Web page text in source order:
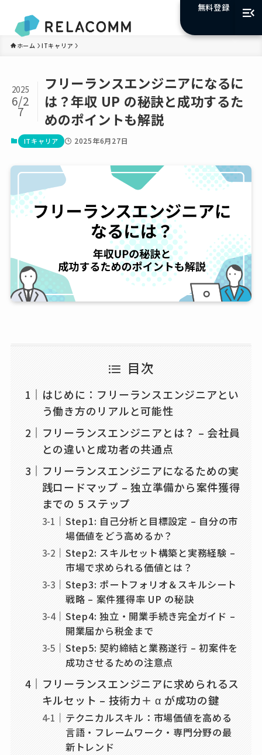
無料登録
ホーム ITキャリア
フリーランスエンジニアになるに
は？年収 UP の秘訣と成功するた
めのポイントも解説
2025
6/2
7
ITキャリア 2025年6月27日
目次
はじめに：フリーランスエンジニアとい
う働き方のリアルと可能性
フリーランスエンジニアとは？ – 会社員
との違いと成功者の共通点
フリーランスエンジニアになるための実
践ロードマップ – 独立準備から案件獲得
までの 5 ステップ
Step1: 自己分析と目標設定 – 自分の市
場価値をどう高めるか？
Step2: スキルセット構築と実務経験 –
市場で求められる価値とは？
Step3: ポートフォリオ＆スキルシート
戦略 – 案件獲得率 UP の秘訣
Step4: 独立・開業手続き完全ガイド –
開業届から税金まで
Step5: 契約締結と業務遂行 – 初案件を
成功させるための注意点
フリーランスエンジニアに求められるス
キルセット – 技術力＋ α が成功の鍵
テクニカルスキル：市場価値を高める
言語・フレームワーク・専門分野の最
新トレンド